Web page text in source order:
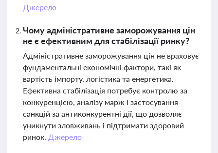
Джерело
Чому адміністративне заморожування цін
не є ефективним для стабілізації ринку?
Адміністративне заморожування цін не враховує
фундаментальні економічні фактори, такі як
вартість імпорту, логістика та енергетика.
Ефективна стабілізація потребує контролю за
конкуренцією, аналізу марж і застосування
санкцій за антиконкурентні дії, що дозволяє
уникнути зловживань і підтримати здоровий
ринок. Джерело